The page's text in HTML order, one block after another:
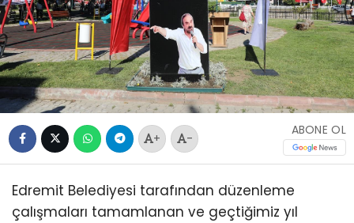
+ -
ABONE OL
Edremit Belediyesi tarafından düzenleme
çalışmaları tamamlanan ve geçtiğimiz yıl